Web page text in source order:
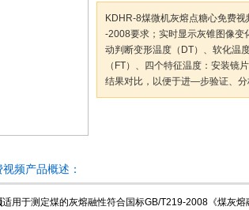
KDHR-8煤微机灰熔点糖心免费
-2008要求；实时显示灰锥图像变
动判断变形温度（DT）、软化温
（FT）、四个特征温度：安装镜
结果对比，以便于进—步验证、分
频产品概述：
适用于测定煤的灰熔融性符合国标GB/T219-2008《煤灰